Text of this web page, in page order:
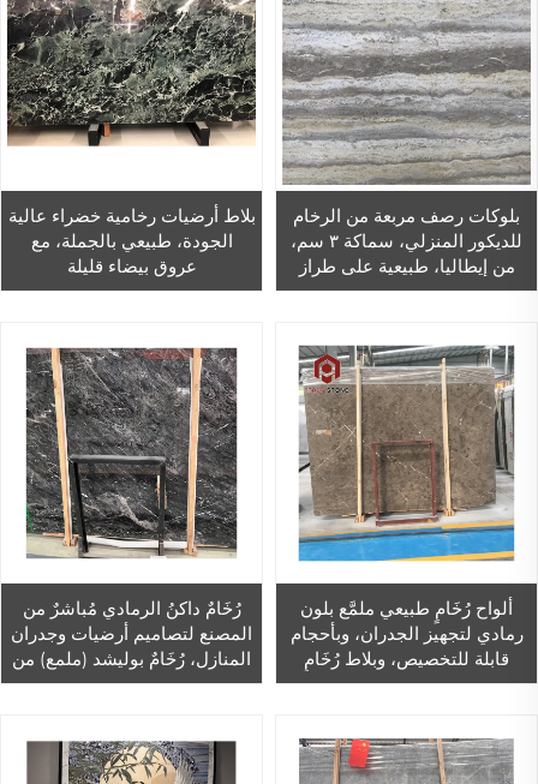
بلوكات رصف مربعة من الرخام
للديكور المنزلي، سماكة ٣ سم،
من إيطاليا، طبيعية على طراز
روما، بنمط الزرافة، بلون فضي
بلاط أرضيات رخامية خضراء عالية
الجودة، طبيعي بالجملة، مع
عروق بيضاء قليلة
ألواح رُخَامٍ طبيعي ملمَّع بلون
رمادي لتجهيز الجدران، وبأحجام
قابلة للتخصيص، وبلاط رُخَامٍ
رمادي للتصميم الداخلي
رُخَامٌ داكنُ الرمادي مُباشرٌ من
المصنع لتصاميم أرضيات وجدران
المنازل، رُخَامٌ بوليشد (ملمع) من
نوع كوزموس غراي لبلاط الجدران